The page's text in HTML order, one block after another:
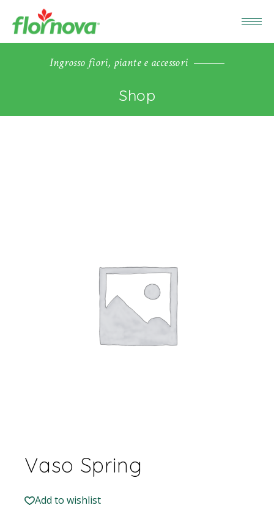
Ingrosso fiori, piante e accessori
Shop
Vaso Spring
Add to wishlist